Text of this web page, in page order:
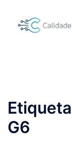
contenido
G6